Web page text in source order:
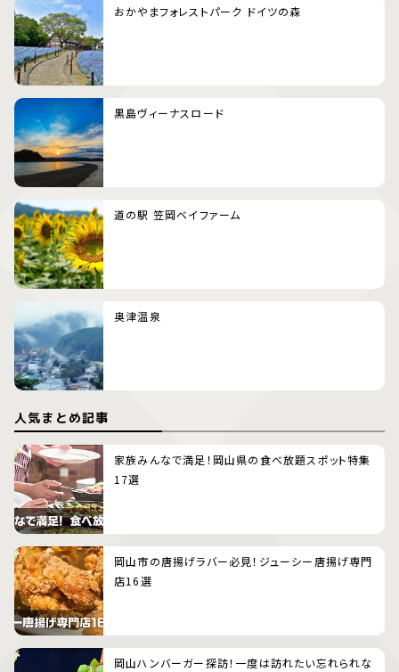
おかやまフォレストパーク ドイツの森
黒島ヴィーナスロード
道の駅 笠岡ベイファーム
奥津温泉
人気まとめ記事
家族みんなで満足！岡山県の食べ放題スポット特集
17選
岡山市の唐揚げラバー必見！ジューシー唐揚げ専門
店16選
岡山ハンバーガー探訪！一度は訪れたい忘れられな